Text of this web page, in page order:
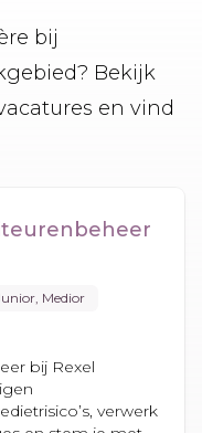
bij
Bekijk
en vind
Medior
bij Rexel
verwerk